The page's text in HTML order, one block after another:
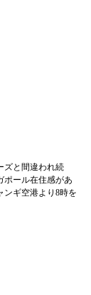
ズと間違われ続
ポール在住感があ
ンギ空港より8時を